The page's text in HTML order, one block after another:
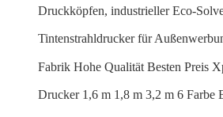
Druckköpfen, industrieller Eco-
Tintenstrahldrucker für
Fabrik Hohe Qualität Besten Preis
Drucker 1,6 m 1,8 m 3,2 m 6 Farbe